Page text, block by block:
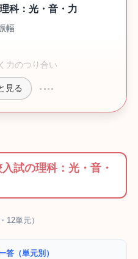
科：光・音・力
幅
力のつり合い
見る
試の理科：光・音・
12単元）
答（単元別）